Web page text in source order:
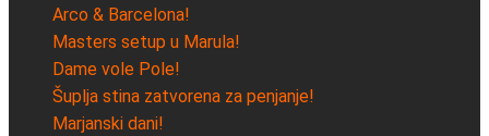
Arco & Barcelona!
Masters setup u Marula!
Dame vole Pole!
Šuplja stina zatvorena za penjanje!
Marjanski dani!